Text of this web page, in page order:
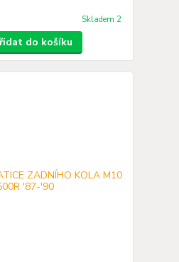
Skladem 2
do košíku